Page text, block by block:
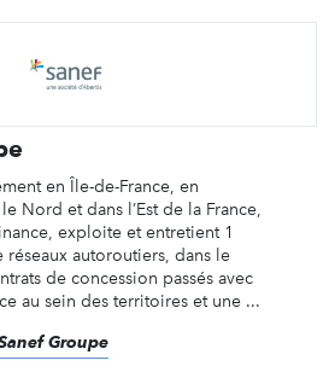
en Île-de-France, en
Nord et dans l’Est de la France,
exploite et entretient 1
réseaux autoroutiers, dans le
de concession passés avec
au sein des territoires et une ...
Groupe